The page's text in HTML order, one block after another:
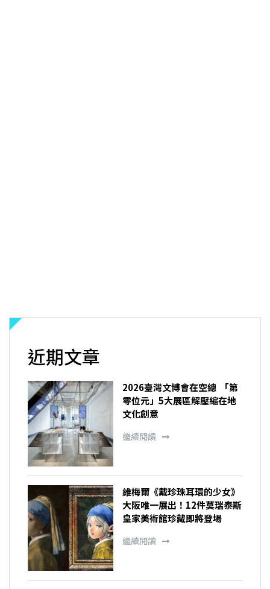
近期文章
2026臺灣文博會在空總 「第
零位元」5大展區解壓縮在地
文化創意
繼續閱讀
維梅爾《戴珍珠耳環的少女》
大阪唯一展出！12件莫瑞泰斯
皇家美術館珍藏即將登場
繼續閱讀